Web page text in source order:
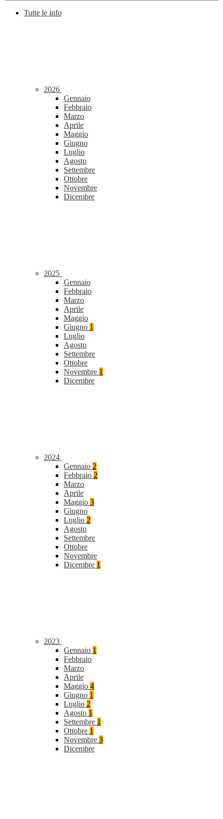
Tutte le info
2026
Gennaio
Febbraio
Marzo
Aprile
Maggio
Giugno
Luglio
Agosto
Settembre
Ottobre
Novembre
Dicembre
2025
Gennaio
Febbraio
Marzo
Aprile
Maggio
Giugno 1
Luglio
Agosto
Settembre
Ottobre
Novembre 1
Dicembre
2024
Gennaio 2
Febbraio 2
Marzo
Aprile
Maggio 3
Giugno
Luglio 2
Agosto
Settembre
Ottobre
Novembre
Dicembre 1
2023
Gennaio 1
Febbraio
Marzo
Aprile
Maggio 4
Giugno 1
Luglio 2
Agosto 1
Settembre 1
Ottobre 1
Novembre 3
Dicembre